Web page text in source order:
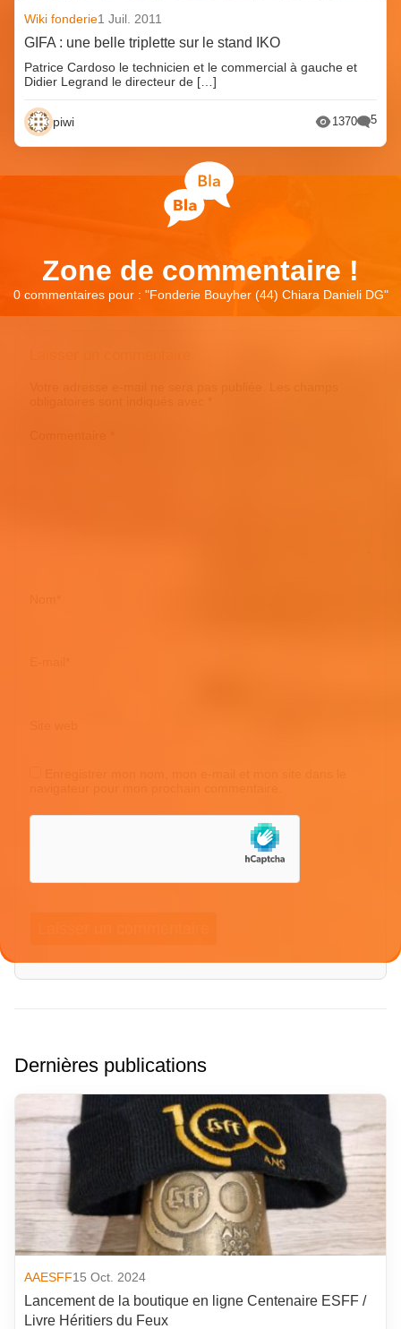
Wiki fonderie1 Juil. 2011
GIFA : une belle triplette sur le stand IKO
Patrice Cardoso le technicien et le commercial à gauche et
Didier Legrand le directeur de […]
piwi 1370 5
Zone de commentaire !
0 commentaires pour : "Fonderie Bouyher (44) Chiara Danieli DG"
Dernières publications
AAESFF15 Oct. 2024
Lancement de la boutique en ligne Centenaire ESFF /
Livre Héritiers du Feux